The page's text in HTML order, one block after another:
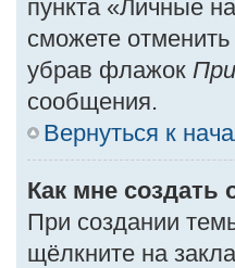
пункта «Личные
сможете
убрав флажок
сообщения.
Вернуться к
Как мне создать
При создании
щёлкните на